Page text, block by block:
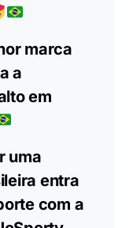
o
a alemã
a nigeriana
do Brasil
terça (19), o
400m com